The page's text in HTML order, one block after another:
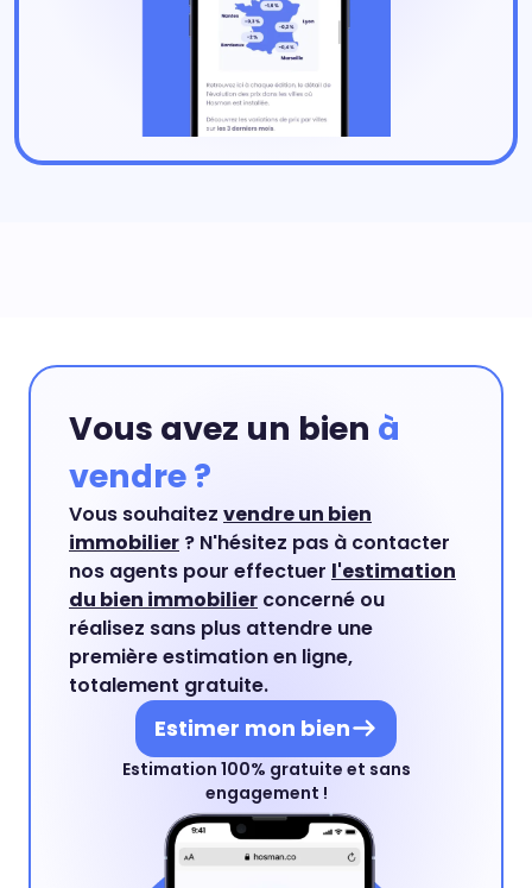
Vous avez un bien à
vendre ?
Vous souhaitez vendre un bien
immobilier ? N'hésitez pas à contacter
nos agents pour effectuer l'estimation
du bien immobilier concerné ou
réalisez sans plus attendre une
première estimation en ligne,
totalement gratuite.
Estimer mon bien
Estimation 100% gratuite et sans
engagement !